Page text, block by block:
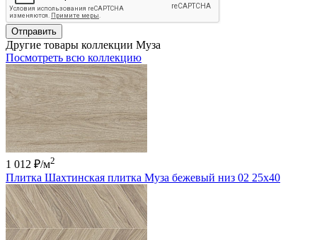
Отправить
Другие товары коллекции Муза
Посмотреть всю коллекцию
1 012 ₽/м2
Плитка Шахтинская плитка Муза бежевый низ 02 25х40